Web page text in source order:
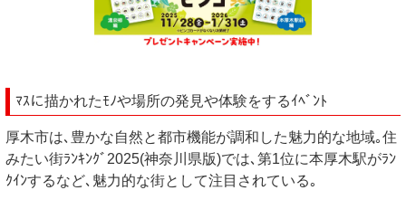
ﾏｽに描かれたﾓﾉや場所の発見や体験をするｲﾍﾞﾝﾄ
厚木市は､豊かな自然と都市機能が調和した魅力的な地域｡住
みたい街ﾗﾝｷﾝｸﾞ2025(神奈川県版)では､第1位に本厚木駅がﾗﾝ
ｸｲﾝするなど､魅力的な街として注目されている｡